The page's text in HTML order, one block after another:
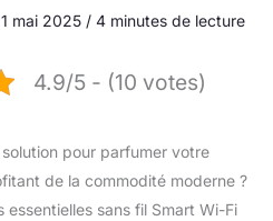
mai 2025 / 4 minutes de lecture
4.9/5 - (10 votes)
pour parfumer votre
de la commodité moderne ?
essentielles sans fil Smart Wi-Fi